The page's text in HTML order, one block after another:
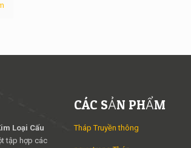
Loại Cấu
tập hợp các
CÁC SẢN PHẨM
Tháp Truyền thông